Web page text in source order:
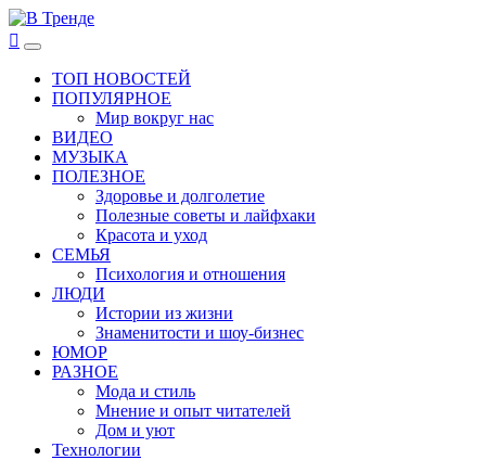
Перейти
к
содержимому
В Тренде
Самые свежие новости интернета
Основное
менюТОП НОВОСТЕЙ
ПОПУЛЯРНОЕ
Мир вокруг нас
ВИДЕО
МУЗЫКА
ПОЛЕЗНОЕ
Здоровье и долголетие
Полезные советы и лайфхаки
Красота и уход
СЕМЬЯ
Психология и отношения
ЛЮДИ
Истории из жизни
Знаменитости и шоу-бизнес
ЮМОР
РАЗНОЕ
Мода и стиль
Мнение и опыт читателей
Дом и уют
Технологии